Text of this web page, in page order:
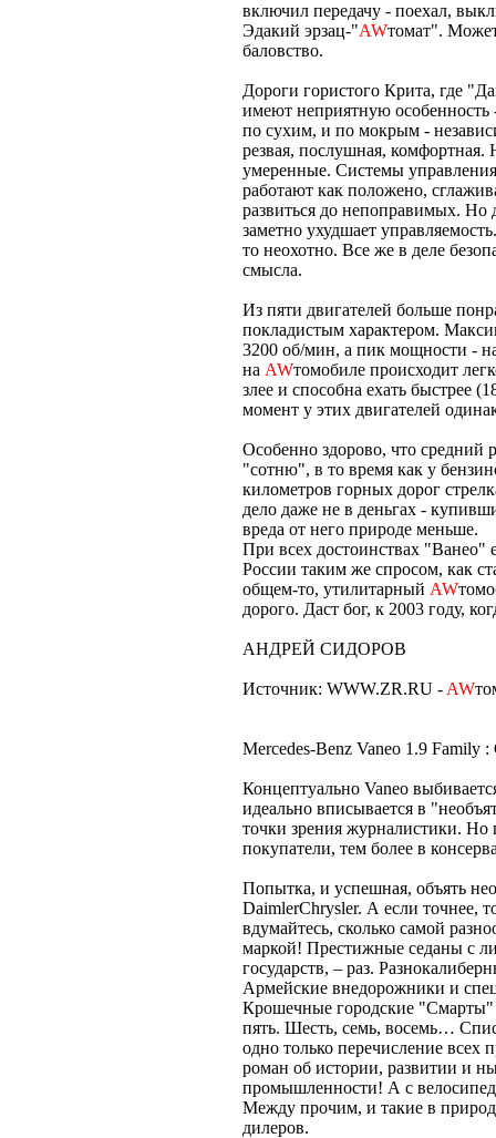
включил передачу - поехал,
Эдакий эрзац-"AWтомат".
баловство.
Дороги гористого Крита, где
имеют неприятную
по сухим, и по мокрым -
резвая, послушная,
умеренные. Системы
работают как положено,
развиться до непоправимых.
заметно ухудшает
то неохотно. Все же в деле
смысла.
Из пяти двигателей больше
покладистым характером.
3200 об/мин, а пик мощности -
на AWтомобиле происходит
злее и способна ехать быстрее
момент у этих двигателей
Особенно здорово, что средний
"сотню", в то время как у
километров горных дорог
дело даже не в деньгах -
вреда от него природе меньше.
При всех достоинствах "Ванео"
России таким же спросом, как
общем-то, утилитарный AW
дорого. Даст бог, к 2003 году,
АНДРЕЙ СИДОРОВ
Источник: WWW.ZR.RU - AW
Mercedes-Benz Vaneo 1.9
Концептуально Vaneo
идеально вписывается в
точки зрения журналистики. Но
покупатели, тем более в
Попытка, и успешная, объять
DaimlerChrysler. А если точнее,
вдумайтесь, сколько самой
маркой! Престижные седаны с
государств, – раз.
Армейские внедорожники и
Крошечные городские
пять. Шесть, семь, восемь…
одно только перечисление всех
роман об истории, развитии и
промышленности! А с
Между прочим, и такие в
дилеров.